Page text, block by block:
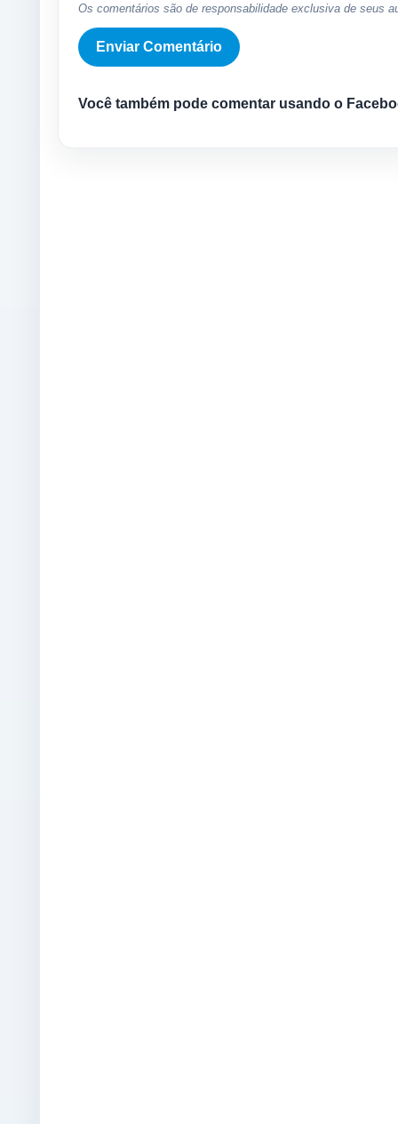
Os comentários são de responsabilidade exclusiva de seus
Você também pode comentar usando o